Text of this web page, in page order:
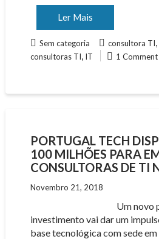
Ler Mais
Sem categoria consultora TI
consultoras TI IT 1 Comment
PORTUGAL TECH
100 MILHÕES PARA
CONSULTORAS DE TI
Novembro 21, 2018
Um novo
investimento vai dar um
base tecnológica com sede